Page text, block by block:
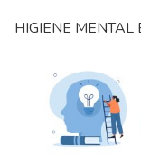
HIGIENE MENTAL